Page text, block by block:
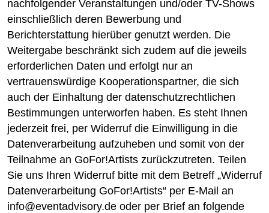
nachfolgender Veranstaltungen und/oder TV-Shows
einschließlich deren Bewerbung und
Berichterstattung hierüber genutzt werden. Die
Weitergabe beschränkt sich zudem auf die jeweils
erforderlichen Daten und erfolgt nur an
vertrauenswürdige Kooperationspartner, die sich
auch der Einhaltung der datenschutzrechtlichen
Bestimmungen unterworfen haben. Es steht Ihnen
jederzeit frei, per Widerruf die Einwilligung in die
Datenverarbeitung aufzuheben und somit von der
Teilnahme an GoFor!Artists zurückzutreten. Teilen
Sie uns Ihren Widerruf bitte mit dem Betreff „Widerruf
Datenverarbeitung GoFor!Artists“ per E-Mail an
info@eventadvisory.de oder per Brief an folgende